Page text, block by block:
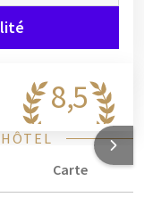
8,5
Carte